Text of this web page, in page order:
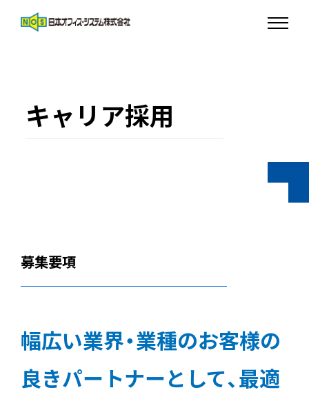
キャリア採用
募集要項
幅広い業界・業種のお客様の
良きパートナーとして、最適